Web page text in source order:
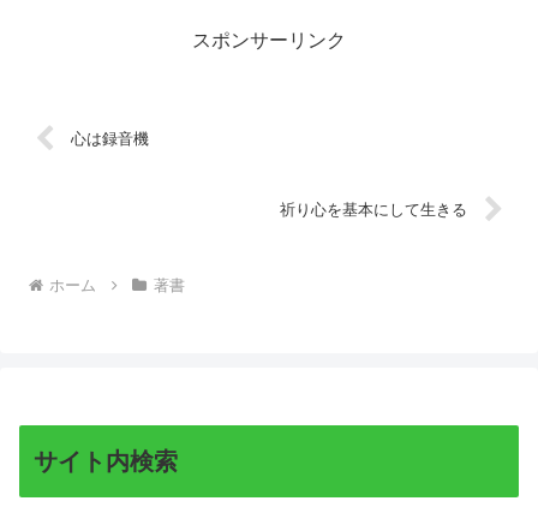
スポンサーリンク
心は録音機
祈り心を基本にして生きる
ホーム 著書
サイト内検索